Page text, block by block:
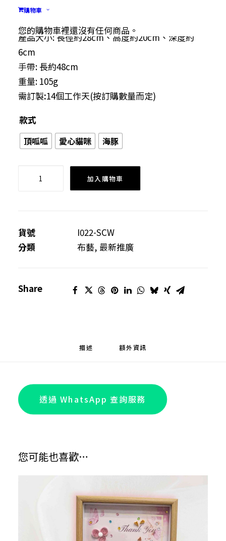
購物車
您的購物車裡還沒有任何商品。
物料: 複合布、牛仔布、磁力鈕、嘜頭
產品大小: 長徑約28cm、高度約20cm、深度約
6cm
手帶: 長約48cm
重量: 105g
需訂製:14個工作天(按訂購數量而定)
款式
頂呱呱 愛心貓咪 海豚
熨
印
量
加入購物車
貨號
I022-SCW
分類
布藝, 最新推廣
Share
描述 額外資訊
透過 WhatsApp 查詢服務
您可能也喜歡…